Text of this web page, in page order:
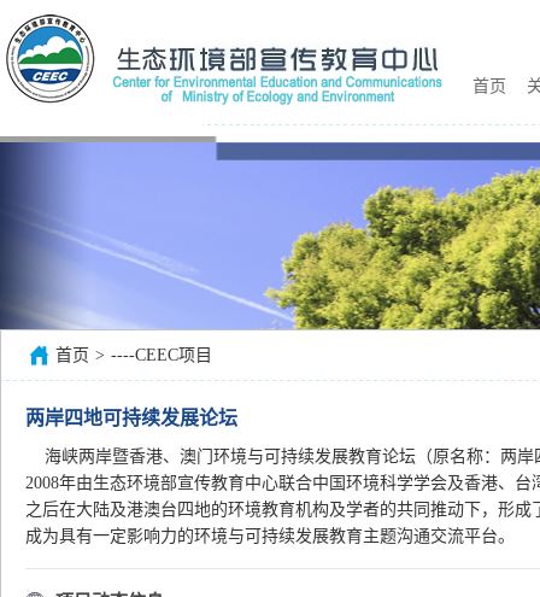
首页
首页 > ----CEEC项目
两岸四地可持续发展论坛
海峡两岸暨香港、澳门环境与可持续发展教育论坛（原名称：两岸
2008年由生态环境部宣传教育中心联合中国环境科学学会及香港、
之后在大陆及港澳台四地的环境教育机构及学者的共同推动下，形成
成为具有一定影响力的环境与可持续发展教育主题沟通交流平台。